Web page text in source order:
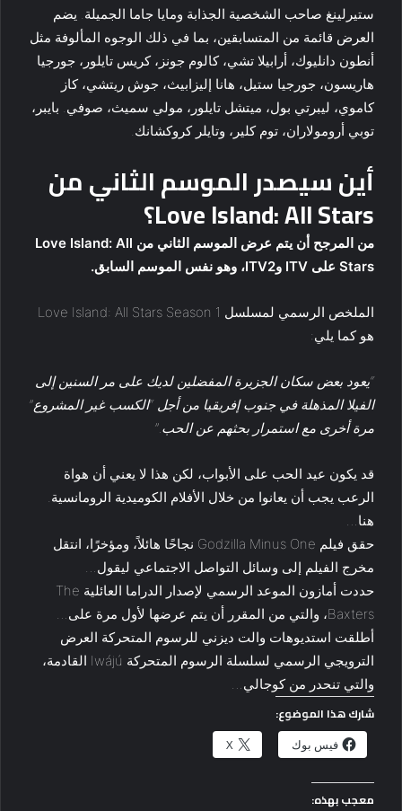
ستيرلينغ صاحب الشخصية الجذابة ومايا جاما الجميلة. يضم
العرض قائمة من المتسابقين، بما في ذلك الوجوه المألوفة مثل
أنطون دانليوك، أرابيلا تشي، كالوم جونز، كريس تايلور، جورجيا
هاريسون، جورجيا ستيل، هانا إليزابيث، جوش ريتشي، كاز
كاموي، ليبرتي بول، ميتشل تايلور، مولي سميث، صوفي. بايبر،
توبي أرومولاران، توم كلير، وتايلر كروكشانك.
أين سيصدر الموسم الثاني من
Love Island: All Stars؟
من المرجح أن يتم عرض الموسم الثاني من Love Island: All
Stars على ITV وITV2، وهو نفس الموسم السابق.
الملخص الرسمي لمسلسل Love Island: All Stars Season 1
هو كما يلي:
“يعود بعض سكان الجزيرة المفضلين لديك على مر السنين إلى
الفيلا المذهلة في جنوب إفريقيا من أجل “الكسب غير المشروع”
مرة أخرى مع استمرار بحثهم عن الحب.”
قد يكون عيد الحب على الأبواب، لكن هذا لا يعني أن هواة
الرعب يجب أن يعانوا من خلال الأفلام الكوميدية الرومانسية.
هنا…
حقق فيلم Godzilla Minus One نجاحًا هائلاً، ومؤخرًا، انتقل
مخرج الفيلم إلى وسائل التواصل الاجتماعي ليقول…
حددت أمازون الموعد الرسمي لإصدار الدراما العائلية The
Baxters، والتي من المقرر أن يتم عرضها لأول مرة على…
أطلقت استديوهات والت ديزني للرسوم المتحركة العرض
الترويجي الرسمي لسلسلة الرسوم المتحركة Iwájú القادمة،
والتي تنحدر من كوجالي…
شارك هذا الموضوع:
فيس بوك X
معجب بهذه: